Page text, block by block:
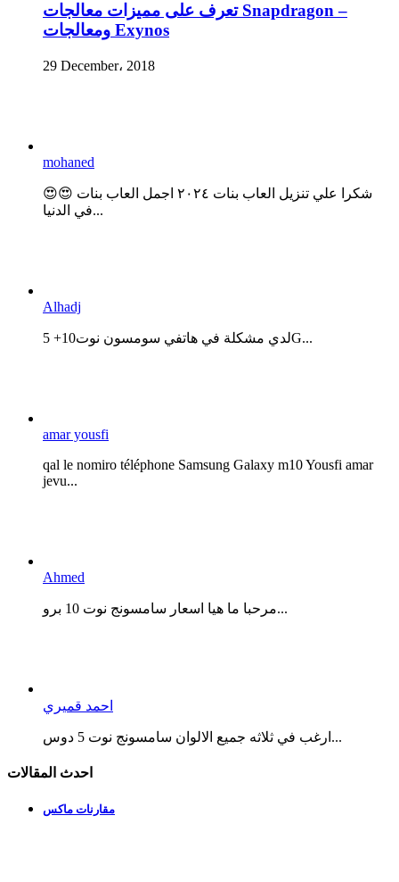
تعرف على مميزات معالجات Snapdragon –
ومعالجات Exynos
29 December، 2018
mohaned
😍😍 شكرا علي تنزيل العاب بنات ٢٠٢٤ اجمل العاب بنات
في الدنيا...
Alhadj
لدي مشكلة في هاتفي سومسون نوت10+ 5G...
amar yousfi
qal le nomiro téléphone Samsung Galaxy m10 Yousfi amar
jevu...
Ahmed
مرحبا ما هيا اسعار سامسونج نوت 10 برو...
احمد قميري
ارغب في ثلاثه جميع الالوان سامسونج نوت 5 دوس...
احدث المقالات
مقارنات ماكس